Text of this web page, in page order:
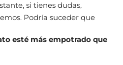
si tienes dudas,
Podría suceder que
esté más empotrado que